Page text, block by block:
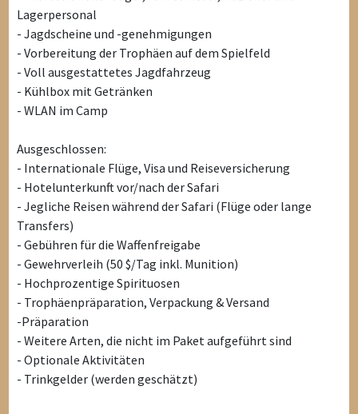
Lagerpersonal
- Jagdscheine und -genehmigungen
- Vorbereitung der Trophäen auf dem Spielfeld
- Voll ausgestattetes Jagdfahrzeug
- Kühlbox mit Getränken
- WLAN im Camp
Ausgeschlossen:
- Internationale Flüge, Visa und Reiseversicherung
- Hotelunterkunft vor/nach der Safari
- Jegliche Reisen während der Safari (Flüge oder lange
Transfers)
- Gebühren für die Waffenfreigabe
- Gewehrverleih (50 $/Tag inkl. Munition)
- Hochprozentige Spirituosen
- Trophäenpräparation, Verpackung & Versand
-Präparation
- Weitere Arten, die nicht im Paket aufgeführt sind
- Optionale Aktivitäten
- Trinkgelder (werden geschätzt)